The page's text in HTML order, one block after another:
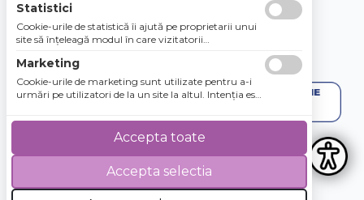
4.8 / 5 ★★★★★
Site-ul nu poate funcţiona corespunzător fără aceste
cookie-uri.
Statistici
Cookie-urile de statistică îi ajută pe proprietarii unui
site să înţeleagă modul în care vizitatorii
raportarea informaţiilor în mod anonim.
Marketing
Cookie-urile de marketing sunt utilizate pentru a-i
urmări pe utilizatori de la un site la altul. Intenţia este
utilizatorii individuali, aşadar ele sunt mai valoroase
pentru agenţiile de puiblicitate şi părţile terţe care se
Accepta selectia
Accepta toate